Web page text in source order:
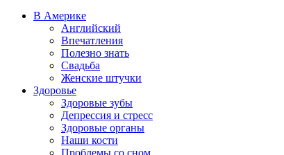
В Америке
Английский
Впечатления
Полезно знать
Свадьба
Женские штучки
Здоровье
Здоровые зубы
Депрессия и стресс
Здоровые органы
Наши кости
Проблемы со сном